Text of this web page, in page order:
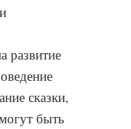
развитие
сказки,
быть